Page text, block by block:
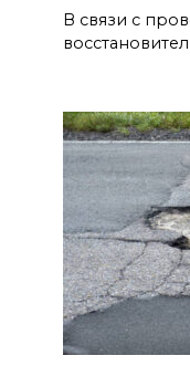
В связи с